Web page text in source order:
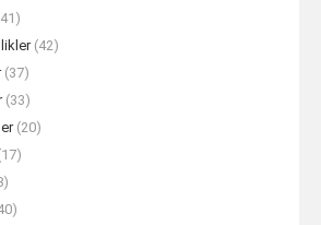
(42)
(37)
(33)
(20)